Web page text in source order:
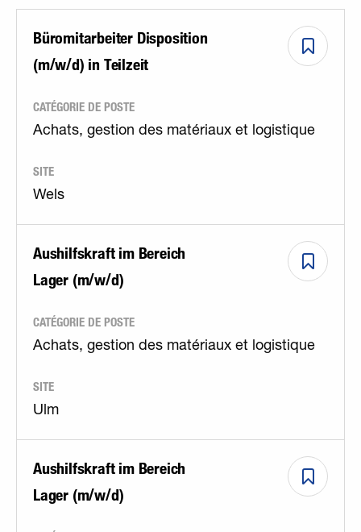
Büromitarbeiter Disposition
(m/w/d) in Teilzeit
CATÉGORIE DE POSTE
Achats, gestion des matériaux et logistique
SITE
Wels
Aushilfskraft im Bereich
Lager (m/w/d)
CATÉGORIE DE POSTE
Achats, gestion des matériaux et logistique
SITE
Ulm
Aushilfskraft im Bereich
Lager (m/w/d)